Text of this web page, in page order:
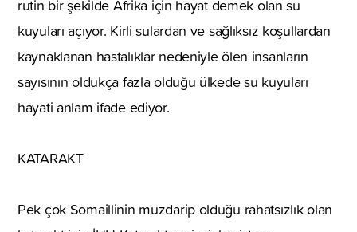
rutin bir şekilde Afrika için hayat demek olan su
kuyuları açıyor. Kirli sulardan ve sağlıksız koşullardan
kaynaklanan hastalıklar nedeniyle ölen insanların
sayısının oldukça fazla olduğu ülkede su kuyuları
hayati anlam ifade ediyor.
KATARAKT
Pek çok Somaillinin muzdarip olduğu rahatsızlık olan